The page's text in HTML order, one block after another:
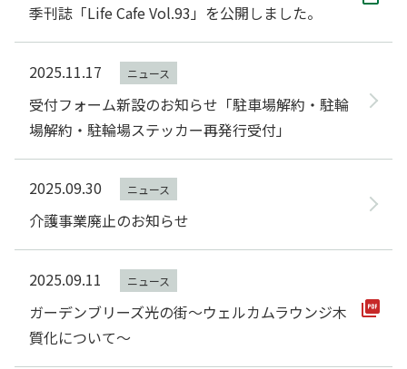
季刊誌「Life Cafe Vol.93」を公開しました。
2025.11.17 ニュース
受付フォーム新設のお知らせ「駐車場解約・駐輪
場解約・駐輪場ステッカー再発行受付」
2025.09.30 ニュース
介護事業廃止のお知らせ
2025.09.11 ニュース
ガーデンブリーズ光の街～ウェルカムラウンジ木
質化について～